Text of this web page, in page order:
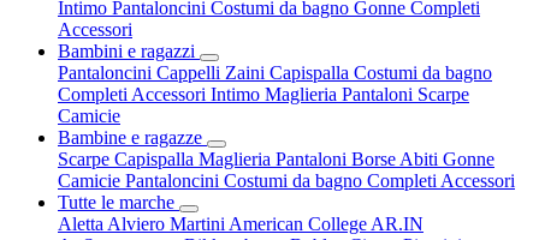
Intimo Pantaloncini Costumi da bagno Gonne Completi
Accessori
Bambini e ragazzi
Pantaloncini Cappelli Zaini Capispalla Costumi da bagno
Completi Accessori Intimo Maglieria Pantaloni Scarpe
Camicie
Bambine e ragazze
Scarpe Capispalla Maglieria Pantaloni Borse Abiti Gonne
Camicie Pantaloncini Costumi da bagno Completi Accessori
Tutte le marche
Aletta Alviero Martini American College AR.IN